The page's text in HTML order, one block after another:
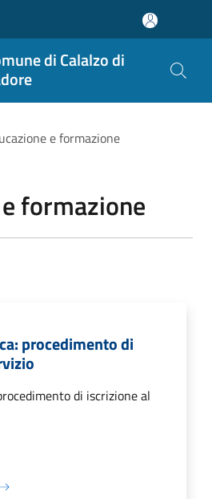
di Calalzo di
e formazione
formazione
procedimento di
di iscrizione al